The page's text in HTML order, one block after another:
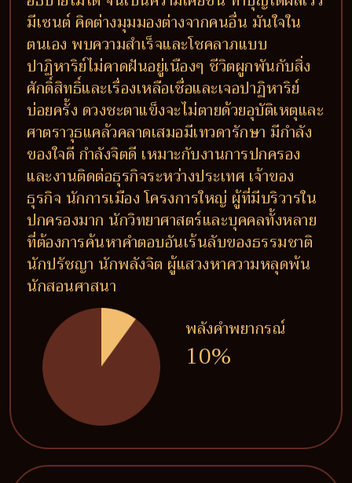
มีเซนต์ คิดต่างมุมมองต่างจากคนอื่น มันใจใน
ตนเอง พบความสำเร็จและโชคลาภแบบ
ปาฏิหาริย์ไม่คาดฝันอยู่เนืองๆ ชีวิตผูกพันกับสิ่ง
ศักดิ์สิทธิ์และเรื่องเหลือเชื่อและเจอปาฏิหาริย์
บ่อยครั้ง ดวงชะตาแข็งจะไม่ตายด้วยอุบัติเหตุและ
ศาตราวุธแคล้วคลาดเสมอมีเทวดารักษา มีกำลัง
ของใจดี กำลังจิตดี เหมาะกับงานการปกครอง
และงานติดต่อธุรกิจระหว่างประเทศ เจ้าของ
ธุรกิจ นักการเมือง โครงการใหญ่ ผู้ที่มีบริวารใน
ปกครองมาก นักวิทยาศาสตร์และบุคคลทั้งหลาย
ที่ต้องการค้นหาคำตอบอันเร้นลับของธรรมชาติ
นักปรัชญา นักพลังจิต ผู้แสวงหาความหลุดพ้น
นักสอนศาสนา
พลังคำพยากรณ์
10%